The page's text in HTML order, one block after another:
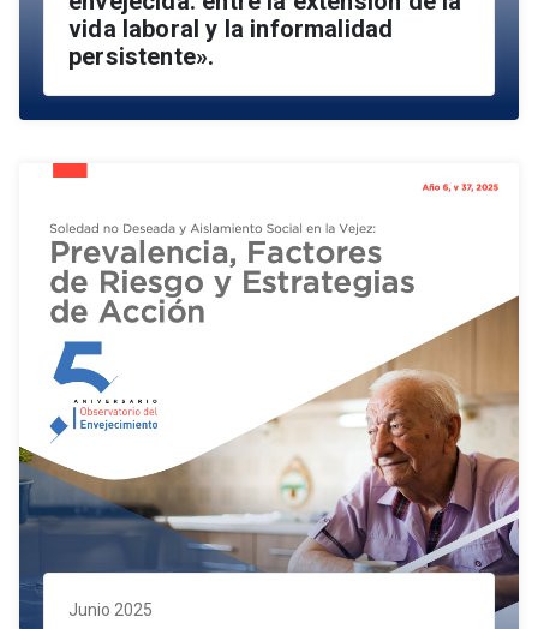
vida laboral y la informalidad
persistente».
Junio 2025